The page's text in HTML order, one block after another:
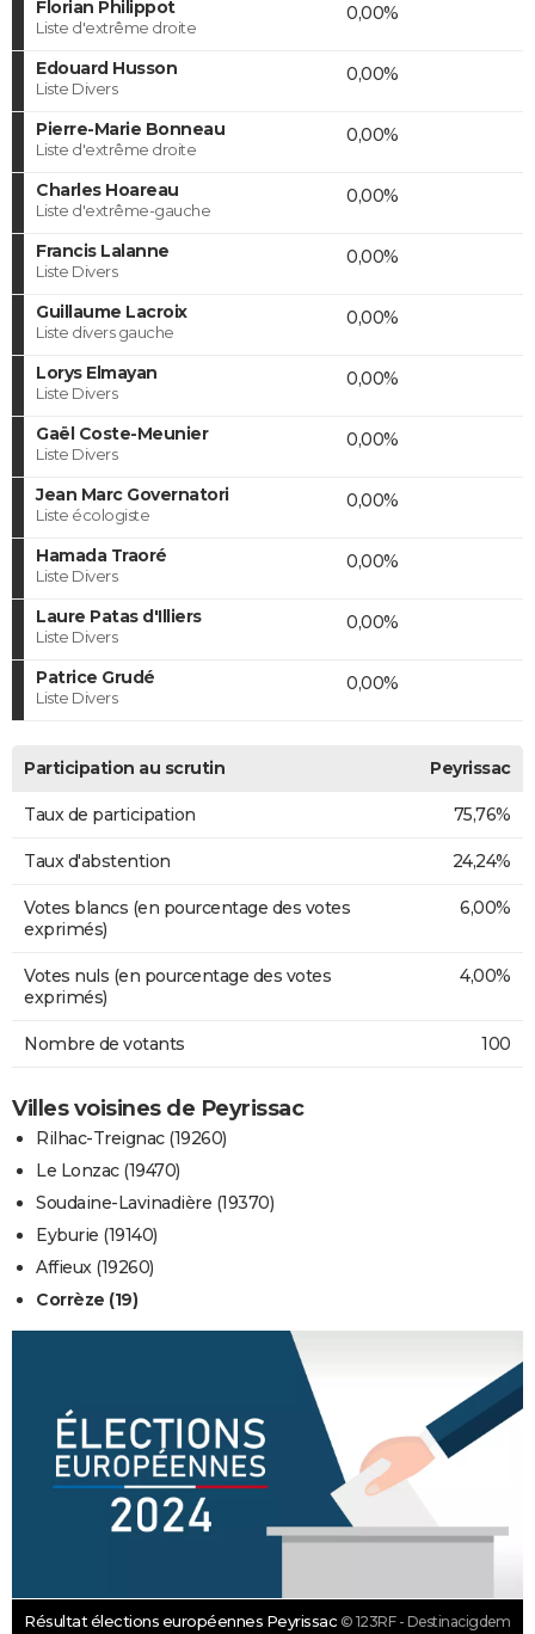
Florian Philippot
Liste d'extrême droite
0,00%
Edouard Husson
Liste Divers
0,00%
Pierre-Marie Bonneau
Liste d'extrême droite
0,00%
Charles Hoareau
Liste d'extrême-gauche
0,00%
Francis Lalanne
Liste Divers
0,00%
Guillaume Lacroix
Liste divers gauche
0,00%
Lorys Elmayan
Liste Divers
0,00%
Gaël Coste-Meunier
Liste Divers
0,00%
Jean Marc Governatori
Liste écologiste
0,00%
Hamada Traoré
Liste Divers
0,00%
Laure Patas d'Illiers
Liste Divers
0,00%
Patrice Grudé
Liste Divers
0,00%
Participation au scrutin Peyrissac
Taux de participation 75,76%
Taux d'abstention 24,24%
Votes blancs (en pourcentage des votes
exprimés)
6,00%
Votes nuls (en pourcentage des votes
exprimés)
4,00%
Nombre de votants 100
Villes voisines de Peyrissac
Rilhac-Treignac (19260)
Le Lonzac (19470)
Soudaine-Lavinadière (19370)
Eyburie (19140)
Affieux (19260)
Corrèze (19)
Résultat élections européennes Peyrissac © 123RF - Destinacigdem